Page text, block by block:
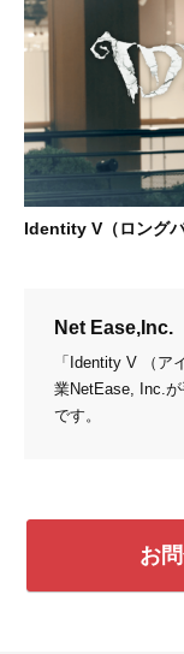
Identity V（ロングバ
Net Ease,Inc.
「Identity V （
業NetEase, Inc.
です。
お